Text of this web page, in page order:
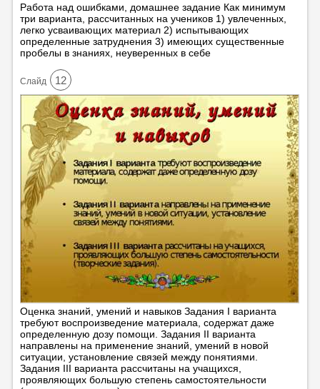
Работа над ошибками, домашнее задание Как минимум
три варианта, рассчитанных на учеников 1) увлеченных,
легко усваивающих материал 2) испытывающих
определенные затруднения 3) имеющих существенные
пробелы в знаниях, неуверенных в себе
Cлайд 12
Оценка знаний, умений и навыков Задания I варианта
требуют воспроизведение материала, содержат даже
определенную дозу помощи. Задания II варианта
направлены на применение знаний, умений в новой
ситуации, установление связей между понятиями.
Задания III варианта рассчитаны на учащихся,
проявляющих большую степень самостоятельности